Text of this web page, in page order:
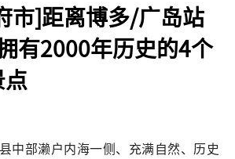
市]距离博多/广岛站
有2000年历史的4个
中部濑户内海一侧、充满自然、历史